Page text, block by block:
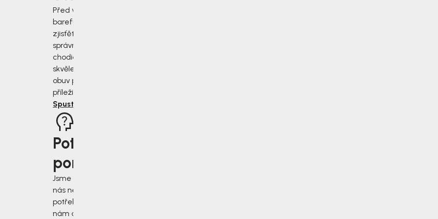
Před výběrem
barefoot bot
zjisťěte jak
správně změřit
chodidla a vybrat
skvěle padnoucí
obuv pro každou
příležitost.
Spustit rádce
Potřebujete
poradit?
Jsme tu pro vás, když
nás nejvíce
potřebujete. Napište
nám do chatu v